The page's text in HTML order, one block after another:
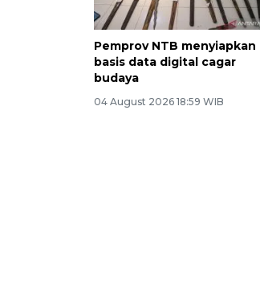
Pemprov NTB menyiapkan
basis data digital cagar
budaya
04 August 2026 18:59 WIB